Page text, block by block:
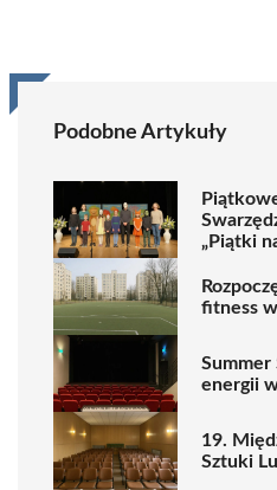
Podobne Artykuły
„Piątki
fitness
Summer
energii
19.
Sztuki